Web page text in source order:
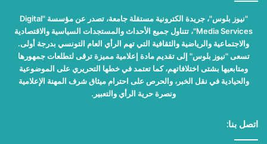
"نيوز بلوس"، جريدة الكترونية مستقلة جامعة، تصدر عن مؤسسة "Digital
Media Services"، تتناول جميع الأحداث والمستجدات السياسية والاقتصادية
والاجتماعية والرياضية والثقافية التي تهم الرأي العام التونسي بدرجة أولى.
تسعى "نيوز بلوس" إلى تقديم مادة إعلامية مميزة ترقى لتطلعات جمهورها
ومتابعيها بشتى اختلافاتهم، كما تعتمد في خطها التحريري على الموضوعية
والحيادية في نقل الخبر، والحرص على احترام ميثاق شرف المهنة الإعلامية
ونصرة حرية الرأي والتعبير.
اتصل بنا: